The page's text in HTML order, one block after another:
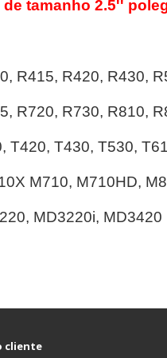
tamanho 2.5''
R415, R420, R430,
R720, R730, R810,
T420, T430, T530,
M710, M710HD,
MD3220i, MD3420
cliente